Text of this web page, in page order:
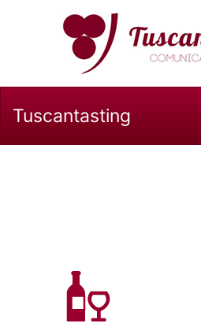
Tuscantasting